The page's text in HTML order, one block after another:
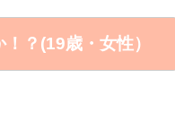
？(19歳・女性）